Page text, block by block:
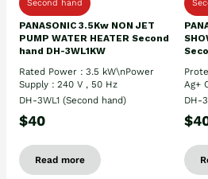
Second hand
PANASONIC 3.5Kw NON JET
PUMP WATER HEATER Second
hand DH-3WL1KW
Rated Power : 3.5 kW\nPower
Supply : 240 V , 50 Hz
DH-3WL1 (Second hand)
$40
Read more
Ag+
DH-